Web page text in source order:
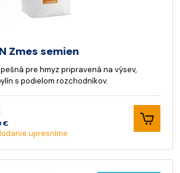
Zmes semien
pre hmyz pripravená na výsev,
s podielom rozchodníkov.
€
upresníme